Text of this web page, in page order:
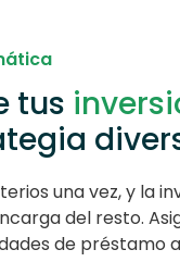
tus
una vez, y la
del resto.
de préstamo